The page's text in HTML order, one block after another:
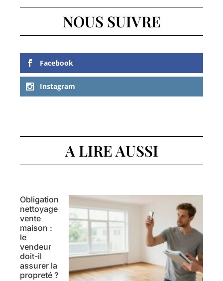
NOUS SUIVRE
Facebook
Instagram
A LIRE AUSSI
Obligation
nettoyage
vente
maison :
le
vendeur
doit-il
assurer la
propreté ?